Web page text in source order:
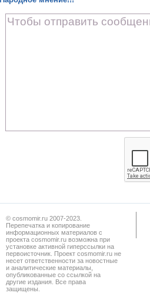
© cosmomir.ru 2007-2023.
Перепечатка и копирование
информационных материалов с
проекта cosmomir.ru возможна при
установке активной гиперссылки на
первоисточник. Проект cosmomir.ru не
несет ответственности за новостные
и аналитические материалы,
опубликованные со ссылкой на
другие издания. Все права
защищены.